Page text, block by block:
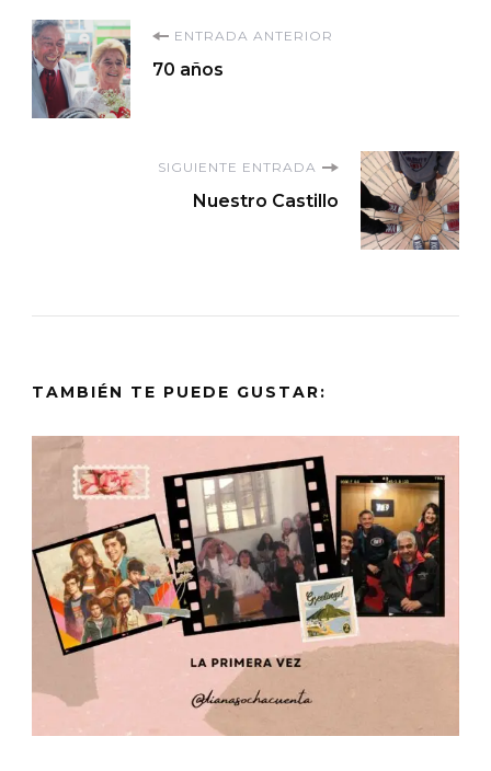
Navegación
de
entradas
ENTRADA ANTERIOR
70 años
SIGUIENTE ENTRADA
Nuestro Castillo
TAMBIÉN TE PUEDE GUSTAR: